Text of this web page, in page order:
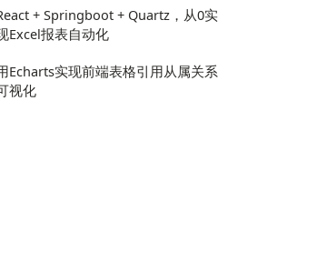
+ Springboot + Quartz，从0实
Excel报表自动化
Echarts实现前端表格引用从属关系
视化